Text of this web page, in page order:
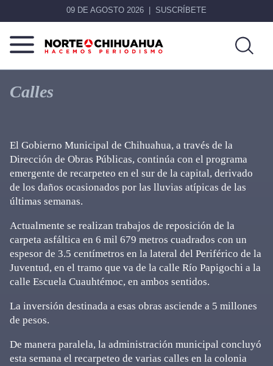
09 DE AGOSTO 2026 SUSCRÍBETE
Norte
Chihuahua
Más
que
noticias,
Calles
El Gobierno Municipal de Chihuahua, a través de la
Dirección de Obras Públicas, continúa con el programa
emergente de recarpeteo en el sur de la capital, derivado
de los daños ocasionados por las lluvias atípicas de las
últimas semanas.
Actualmente se realizan trabajos de reposición de la
carpeta asfáltica en 6 mil 679 metros cuadrados con un
espesor de 3.5 centímetros en la lateral del Periférico de la
Juventud, en el tramo que va de la calle Río Papigochi a la
calle Escuela Cuauhtémoc, en ambos sentidos.
La inversión destinada a esas obras asciende a 5 millones
de pesos.
De manera paralela, la administración municipal concluyó
esta semana el recarpeteo de varias calles en la colonia